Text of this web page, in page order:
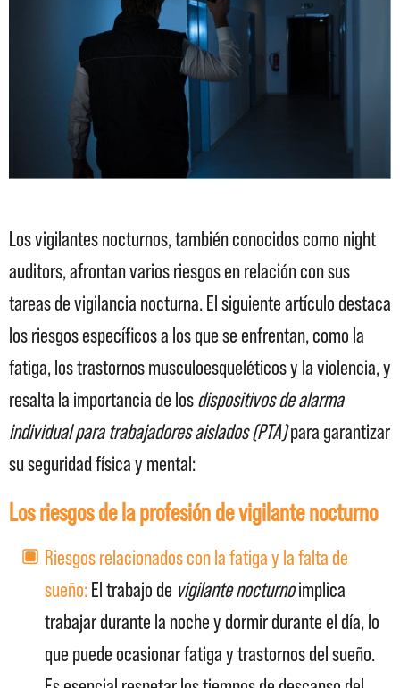
Los vigilantes nocturnos, también conocidos como night
auditors, afrontan varios riesgos en relación con sus
tareas de vigilancia nocturna. El siguiente artículo destaca
los riesgos específicos a los que se enfrentan, como la
fatiga, los trastornos musculoesqueléticos y la violencia, y
resalta la importancia de los dispositivos de alarma
individual para trabajadores aislados (PTA)para garantizar
su seguridad física y mental:
Los riesgos de la profesión de vigilante nocturno
Riesgos relacionados con la fatiga y la falta de
sueño: El trabajo de vigilante nocturnoimplica
trabajar durante la noche y dormir durante el día, lo
que puede ocasionar fatiga y trastornos del sueño.